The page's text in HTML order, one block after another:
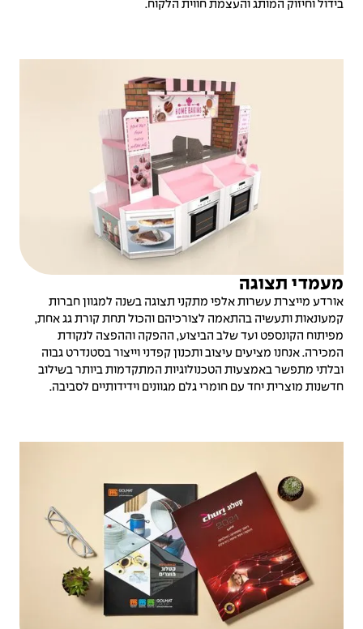
בידול וחיזוק המותג והעצמת חווית הלקוח.
מעמדי תצוגה
אורדע מייצרת עשרות אלפי מתקני תצוגה בשנה למגוון חברות
קמעונאות ותעשיה בהתאמה לצורכיהם והכול תחת קורת גג אחת,
מפיתוח הקונספט ועד שלב הביצוע, ההפקה וההפצה לנקודת
המכירה. אנחנו מציעים עיצוב ותכנון קפדני וייצור בסטנדרט גבוה
ובלתי מתפשר באמצעות הטכנולוגיות המתקדמות ביותר בשילוב
חדשנות מוצרית יחד עם חומרי גלם מגוונים וידידותיים לסביבה.